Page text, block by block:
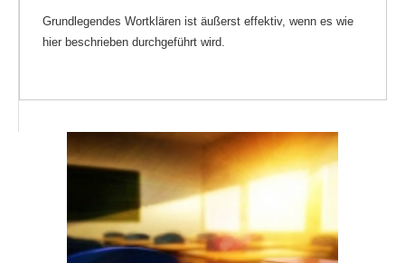
Grundlegendes Wortklären ist äußerst effektiv, wenn es wie
hier beschrieben durchgeführt wird.